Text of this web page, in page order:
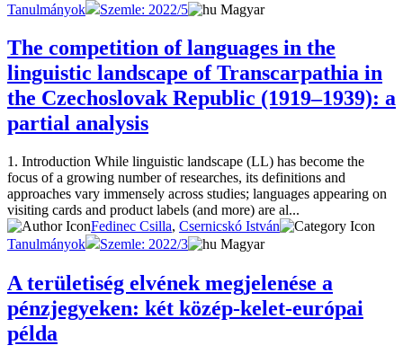
Tanulmányok
Szemle: 2022/5 Magyar
The competition of languages in the
linguistic landscape of Transcarpathia in
the Czechoslovak Republic (1919–1939): a
partial analysis
1. Introduction While linguistic landscape (LL) has become the
focus of a growing number of researches, its definitions and
approaches vary immensely across studies; languages appearing on
visiting cards and product labels (and more) are al...
Fedinec Csilla, Csernicskó István
Tanulmányok
Szemle: 2022/3 Magyar
A területiség elvének megjelenése a
pénzjegyeken: két közép-kelet-európai
példa